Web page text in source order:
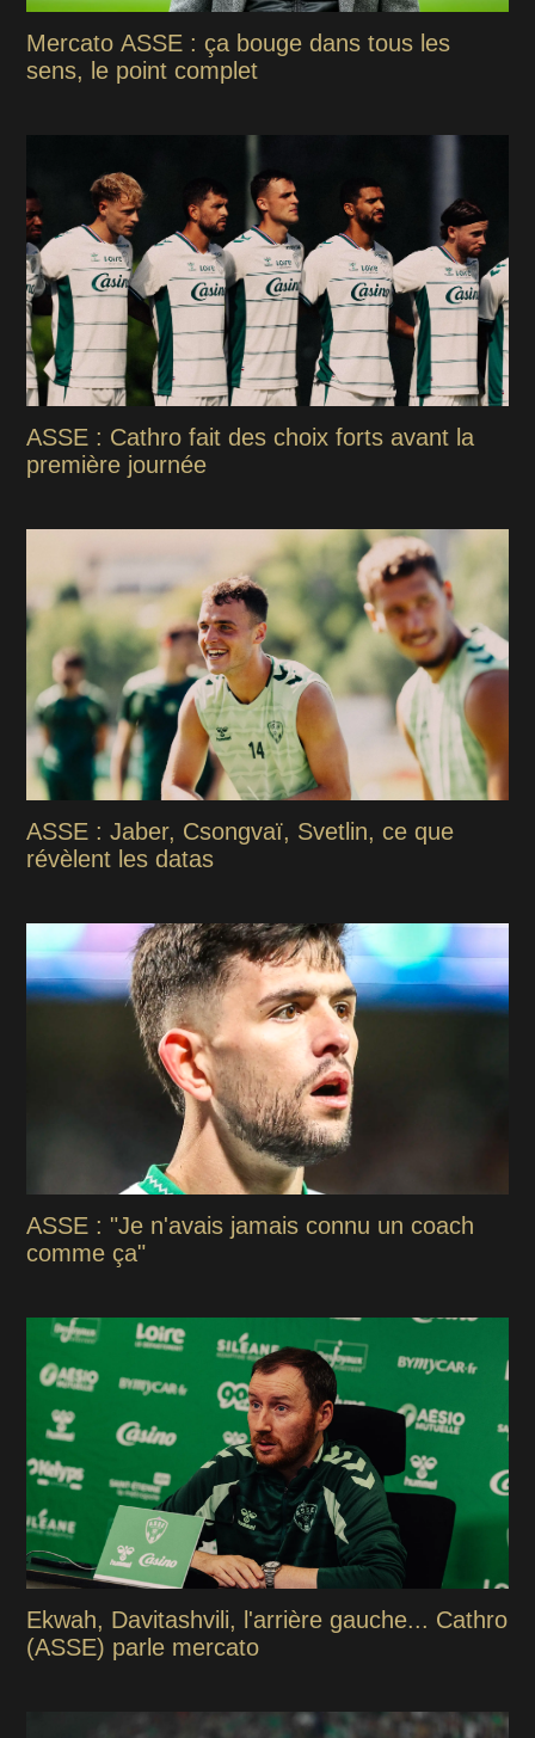
Mercato ASSE : ça bouge dans tous les
sens, le point complet
ASSE : Cathro fait des choix forts avant la
première journée
ASSE : Jaber, Csongvaï, Svetlin, ce que
révèlent les datas
ASSE : "Je n'avais jamais connu un coach
comme ça"
Ekwah, Davitashvili, l'arrière gauche... Cathro
(ASSE) parle mercato